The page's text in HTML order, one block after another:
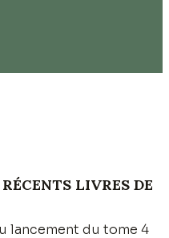
LIVRES DE
lancement du tome 4